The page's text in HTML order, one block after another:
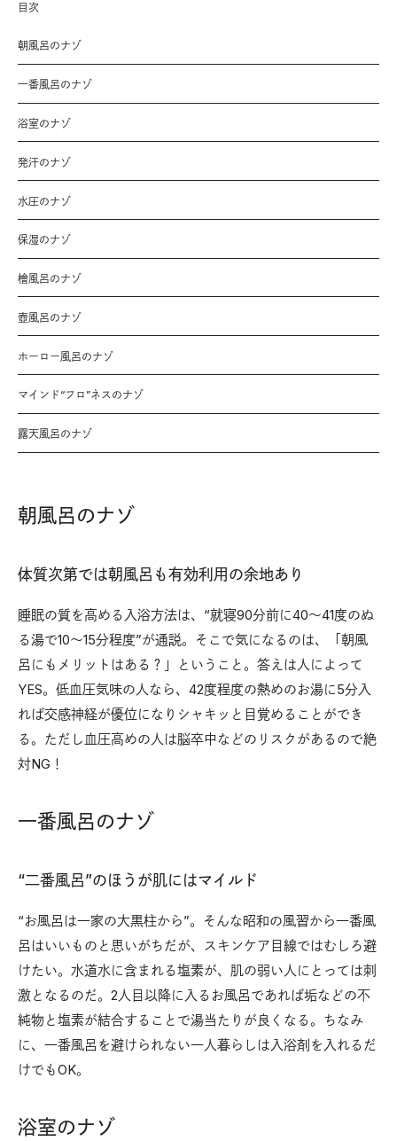
目次
朝風呂のナゾ
一番風呂のナゾ
浴室のナゾ
発汗のナゾ
水圧のナゾ
保湿のナゾ
檜風呂のナゾ
壺風呂のナゾ
ホーロー風呂のナゾ
マインド“フロ”ネスのナゾ
露天風呂のナゾ
朝風呂のナゾ
体質次第では朝風呂も有効利用の余地あり
睡眠の質を高める入浴方法は、“就寝90分前に40〜41度のぬ
る湯で10〜15分程度”が通説。そこで気になるのは、「朝風
呂にもメリットはある？」ということ。答えは人によって
YES。低血圧気味の人なら、42度程度の熱めのお湯に5分入
れば交感神経が優位になりシャキッと目覚めることができ
る。ただし血圧高めの人は脳卒中などのリスクがあるので絶
対NG！
一番風呂のナゾ
“二番風呂”のほうが肌にはマイルド
“お風呂は一家の大黒柱から”。そんな昭和の風習から一番風
呂はいいものと思いがちだが、スキンケア目線ではむしろ避
けたい。水道水に含まれる塩素が、肌の弱い人にとっては刺
激となるのだ。2人目以降に入るお風呂であれば垢などの不
純物と塩素が結合することで湯当たりが良くなる。ちなみ
に、一番風呂を避けられない一人暮らしは入浴剤を入れるだ
けでもOK。
浴室のナゾ